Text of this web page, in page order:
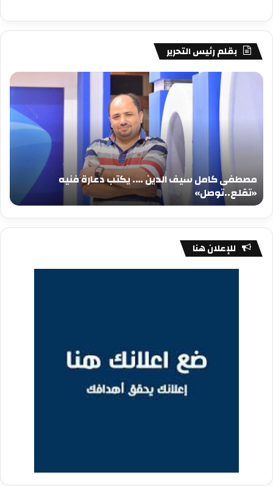
بقلم رئيس التحرير
مصطفى
«تقلع..توصل»
مصطفى كامل سيف الدين …. يكتب دعارة فنيه
«تقلع..توصل»
….
للإعلان هنا